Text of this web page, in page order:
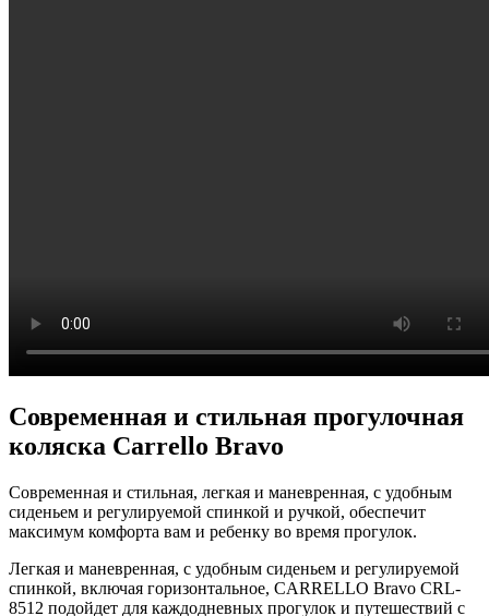
Современная и стильная прогулочная
коляска Carrello Bravo
Современная и стильная, легкая и маневренная, с удобным
сиденьем и регулируемой спинкой и ручкой, обеспечит
максимум комфорта вам и ребенку во время прогулок.
Легкая и маневренная, с удобным сиденьем и регулируемой
спинкой, включая горизонтальное, CARRELLO Bravo CRL-
8512 подойдет для каждодневных прогулок и путешествий с